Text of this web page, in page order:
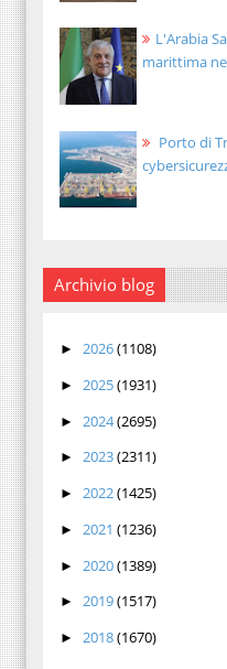
L'Arabia
marittima
Porto di
Archivio blog
► 2026(1108)
► 2025(1931)
► 2024(2695)
► 2023(2311)
► 2022(1425)
► 2021 (1236)
► 2020(1389)
► 2019(1517)
► 2018(1670)